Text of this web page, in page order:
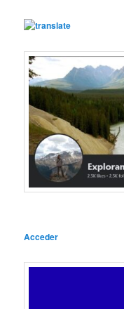
Acceder